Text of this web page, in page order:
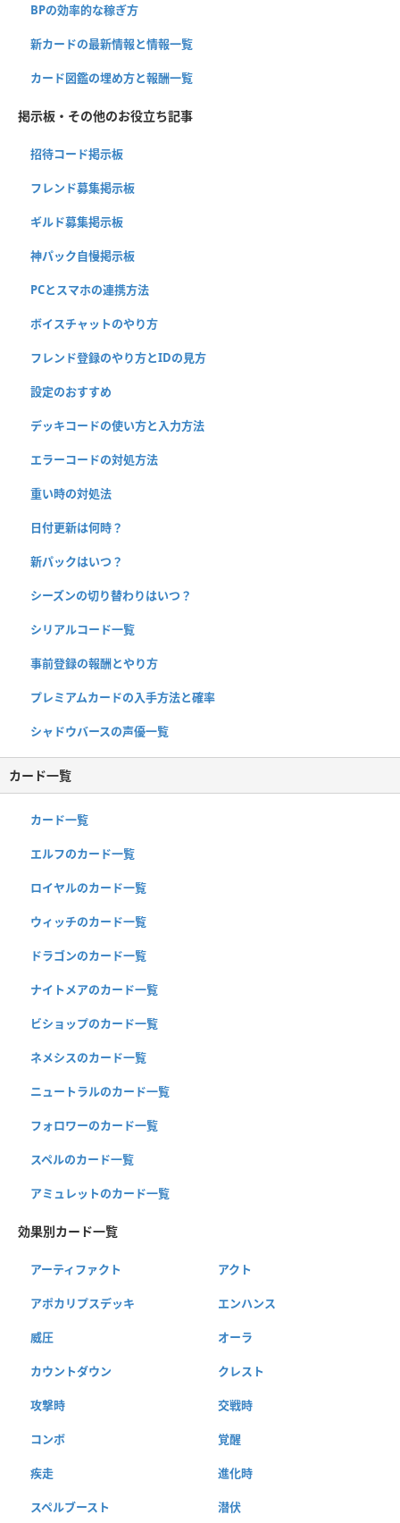
BPの効率的な稼ぎ方
新カードの最新情報と情報一覧
カード図鑑の埋め方と報酬一覧
掲示板・その他のお役立ち記事
招待コード掲示板
フレンド募集掲示板
ギルド募集掲示板
神パック自慢掲示板
PCとスマホの連携方法
ボイスチャットのやり方
フレンド登録のやり方とIDの見方
設定のおすすめ
デッキコードの使い方と入力方法
エラーコードの対処方法
重い時の対処法
日付更新は何時？
新パックはいつ？
シーズンの切り替わりはいつ？
シリアルコード一覧
事前登録の報酬とやり方
プレミアムカードの入手方法と確率
シャドウバースの声優一覧
カード一覧
カード一覧
エルフのカード一覧
ロイヤルのカード一覧
ウィッチのカード一覧
ドラゴンのカード一覧
ナイトメアのカード一覧
ビショップのカード一覧
ネメシスのカード一覧
ニュートラルのカード一覧
フォロワーのカード一覧
スペルのカード一覧
アミュレットのカード一覧
効果別カード一覧
アーティファクト アクト
アポカリプスデッキ エンハンス
威圧 オーラ
カウントダウン クレスト
攻撃時 交戦時
コンボ 覚醒
疾走 進化時
スペルブースト 潜伏